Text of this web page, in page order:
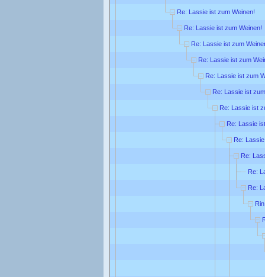
Re: Lassie ist zum Weinen!
Re: Lassie ist zum Weinen!
Re: Lassie ist zum
Re: Lassie ist zum
Re: Lassie ist zum
Re: Lassie ist
Re: Lassie ist
Re: Lassie
Re:
Re:
Re:
Re: